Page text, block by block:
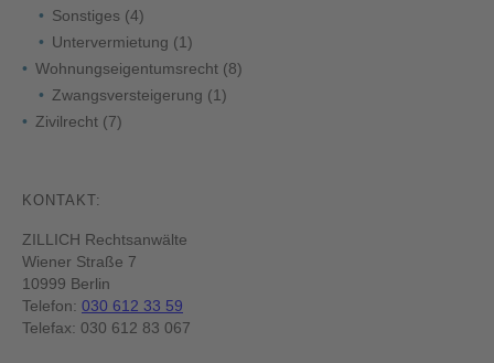
Sonstiges (4)
Untervermietung (1)
Wohnungseigentumsrecht (8)
Zwangsversteigerung (1)
Zivilrecht (7)
KONTAKT:
ZILLICH Rechtsanwälte
Wiener Straße 7
10999 Berlin
Telefon: 030 612 33 59
Telefax: 030 612 83 067